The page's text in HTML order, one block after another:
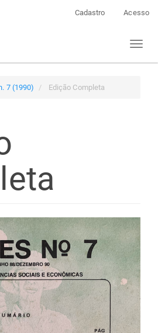
Cadastro Acesso
Toggle
7 (1990) Edição Completa